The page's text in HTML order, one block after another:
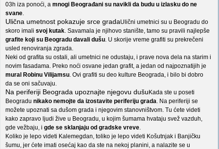
03h iza ponoći, a mnogi Beograđani su navikli da budu u izlasku do ne
svane.
Ulična umetnost pokazuje srce gradaUlični umetnici su u Beogradu do
skoro imali svoj kutak. Savamala je njihovo stanište, tamo su pravili najlepše
grafite koji su Beogradu davali dušu. U skorije vreme grafiti su prekrečeni
usled renoviranja zgrada.
Neki od grafita su ostali, ali umetnici ne odustaju, i prave nova dela na starim i
novim fasadama. Preko noći osvane jedan grafit, a jedan od najpoznatijih je
mural Robinu Vilijamsu. Ovi grafiti su deo kulture Beograda, i bilo bi dobro
da se oni sačuvaju.
Na periferiji Beograda upoznajte njegovu dušu Kada ste u poseti
Beogradu nikako nemojte da izostavite periferiju grada. Na periferiji se
možete upoznati sa dušom grada i njegovim stanovništvom. Tu ćete videti
kako zapravo ljudi žive u Beogradu, u kojim šumama hvataju svež vazduh,
gde vežbaju, i gde se sklanjaju od gradske vreve.
Koliko je lepo videti Kalemegdan, toliko je lepo videti Košutnjak i Banjičku
šumu, jer ćete imati osećaj kao da ste na nekoj planini, a nalazite se u